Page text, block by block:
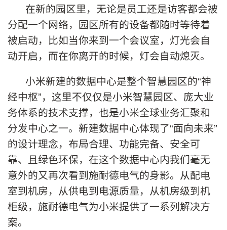
在新的园区里，无论是员工还是访客都会被
分配一个网络，园区所有的设备都随时等待着
被启动，比如当你来到一个会议室，灯光会自
动开启，而在你离开的时候，灯会自动熄灭。
小米新建的数据中心是整个智慧园区的“神
经中枢”，这里不仅仅是小米智慧园区、庞大业
务体系的技术支撑，也是小米全球业务汇聚和
分发中心之一。新建数据中心体现了“面向未来”
的设计理念，布局合理、功能完备、安全可
靠、且绿色环保，在这个数据中心内我们毫无
意外的又再次看到施耐德电气的身影。从配电
室到机房，从供电到电源质量，从机房级到机
柜级，施耐德电气为小米提供了一系列解决方
案。